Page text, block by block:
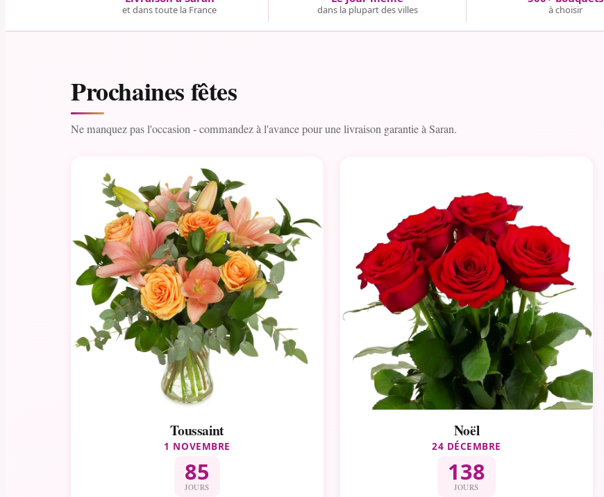
et dans toute la France dans la plupart des villes à choisir
Prochaines fêtes
Ne manquez pas l'occasion - commandez à l'avance pour une livraison garantie à Saran.
Toussaint
1 NOVEMBRE
85
JOURS
Noël
24 DÉCEMBRE
138
JOURS